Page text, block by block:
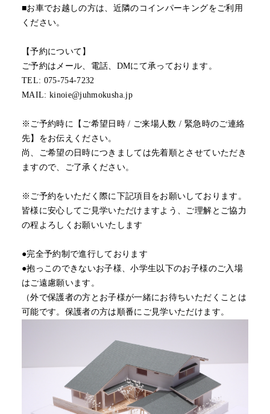
■お車でお越しの方は、近隣のコインパーキングをご利用
ください。
【予約について】
ご予約はメール、電話、DMにて承っております。
TEL: 075-754-7232
MAIL: kinoie@juhmokusha.jp
※ご予約時に【ご希望日時 / ご来場人数 / 緊急時のご連絡
先】をお伝えください。
尚、ご希望の日時につきましては先着順とさせていただき
ますので、ご了承ください。
※ご予約をいただく際に下記項目をお願いしております。
皆様に安心してご見学いただけますよう、ご理解とご協力
の程よろしくお願いいたします
●完全予約制で進行しております
●抱っこのできないお子様、小学生以下のお子様のご入場
はご遠慮願います。
（外で保護者の方とお子様が一緒にお待ちいただくことは
可能です。保護者の方は順番にご見学いただけます。